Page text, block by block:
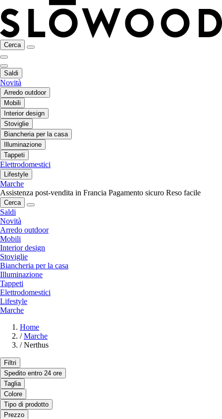
Cerca
Saldi
Novità
Arredo outdoor
Mobili
Interior design
Stoviglie
Biancheria per la casa
Illuminazione
Tappeti
Elettrodomestici
Lifestyle
Marche
Assistenza post-vendita in Francia Pagamento sicuro Reso facile
Cerca
Saldi
Novità
Arredo outdoor
Mobili
Interior design
Stoviglie
Biancheria per la casa
Illuminazione
Tappeti
Elettrodomestici
Lifestyle
Marche
Home
/ Marche
/ Nerthus
Filtri
Spedito entro 24 ore
Taglia
Colore
Tipo di prodotto
Prezzo